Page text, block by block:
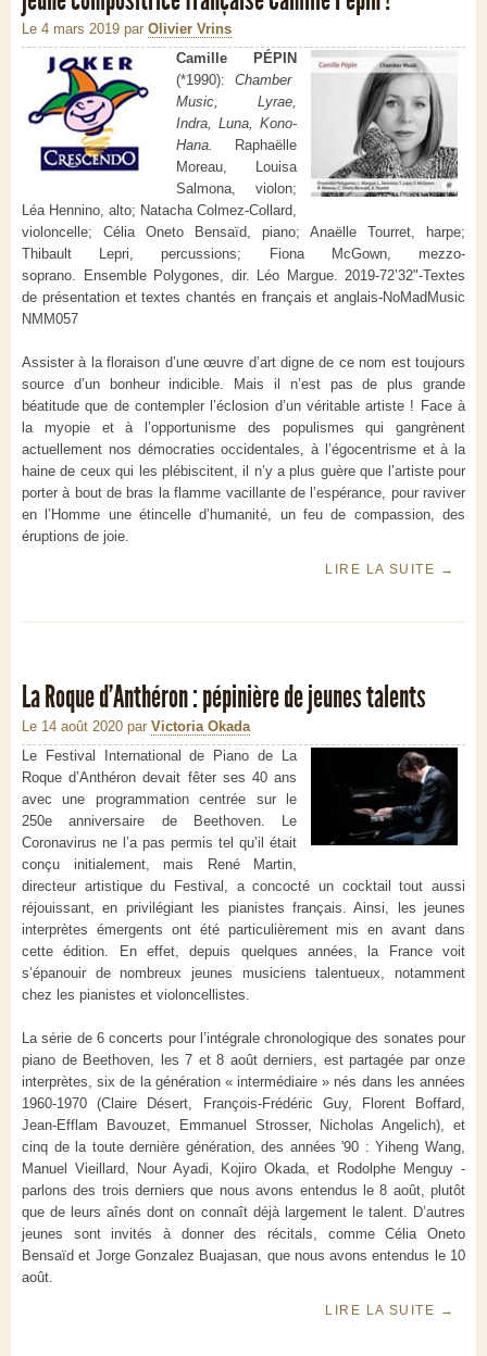
Le 4 mars 2019 par Olivier Vrins
Camille PÉPIN
(*1990): Chamber
Music, Lyrae,
Indra, Luna, Kono-
Hana.
Raphaëlle
Moreau, Louisa
Salmona, violon;
Léa Hennino, alto; Natacha Colmez-Collard,
violoncelle; Célia Oneto Bensaïd, piano; Anaëlle Tourret, harpe;
Thibault Lepri, percussions; Fiona McGown, mezzo-
soprano.
Ensemble Polygones, dir. Léo Margue. 2019-72’32"-Textes
de présentation et textes chantés en français et anglais-NoMadMusic
NMM057
Assister à la floraison d’une œuvre d’art digne de ce nom est toujours
source d’un bonheur indicible. Mais il n’est pas de plus grande
béatitude que de contempler l’éclosion d’un véritable artiste ! Face à
la myopie et à l’opportunisme des populismes qui gangrènent
actuellement nos démocraties occidentales, à l’égocentrisme et à la
haine de ceux qui les plébiscitent, il n’y a plus guère que l’artiste pour
porter à bout de bras la flamme vacillante de l’espérance, pour raviver
en l’Homme une étincelle d’humanité, un feu de compassion, des
éruptions de joie.
LIRE LA SUITE →
La Roque d’Anthéron : pépinière de jeunes talents
Le 14 août 2020 par Victoria Okada
Le Festival International de Piano de La
Roque d’Anthéron devait fêter ses 40 ans
avec une programmation centrée sur le
250e anniversaire de Beethoven. Le
Coronavirus ne l’a pas permis tel qu’il était
conçu initialement, mais René Martin,
directeur artistique du Festival, a concocté un cocktail tout aussi
réjouissant, en privilégiant les pianistes français. Ainsi, les jeunes
interprètes émergents ont été particulièrement mis en avant dans
cette édition. En effet, depuis quelques années, la France voit
s’épanouir de nombreux jeunes musiciens talentueux, notamment
chez les pianistes et violoncellistes.
La série de 6 concerts pour l’intégrale chronologique des sonates pour
piano de Beethoven, les 7 et 8 août derniers, est partagée par onze
interprètes, six de la génération « intermédiaire » nés dans les années
1960-1970 (Claire Désert, François-Frédéric Guy, Florent Boffard,
Jean-Efflam Bavouzet, Emmanuel Strosser, Nicholas Angelich), et
cinq de la toute dernière génération, des années '90 : Yiheng Wang,
Manuel Vieillard, Nour Ayadi, Kojiro Okada, et Rodolphe Menguy -
parlons des trois derniers que nous avons entendus le 8 août, plutôt
que de leurs aînés dont on connaît déjà largement le talent. D’autres
jeunes sont invités à donner des récitals, comme Célia Oneto
Bensaïd et Jorge Gonzalez Buajasan, que nous avons entendus le 10
août.
LIRE LA SUITE →